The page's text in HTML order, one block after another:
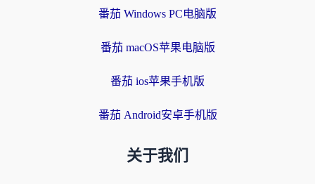
番茄 Windows PC电脑版
番茄 macOS苹果电脑版
番茄 ios苹果手机版
番茄 Android安卓手机版
关于我们